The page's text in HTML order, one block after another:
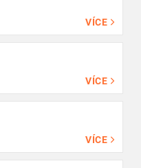
VÍCE
VÍCE
VÍCE